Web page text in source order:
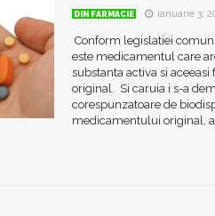
DIN FARMACIE ianuarie 3,
Conform legislatiei
este medicamentul care
substanta activa si
original. Si caruia i s-a
corespunzatoare de
medicamentului original,